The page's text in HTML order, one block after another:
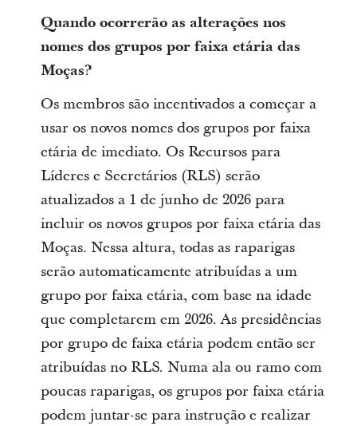
Quando ocorrerão as alterações nos
nomes dos grupos por faixa etária das
Moças?
Os membros são incentivados a começar a
usar os novos nomes dos grupos por faixa
etária de imediato. Os Recursos para
Líderes e Secretários (RLS) serão
atualizados a 1 de junho de 2026 para
incluir os novos grupos por faixa etária das
Moças. Nessa altura, todas as raparigas
serão automaticamente atribuídas a um
grupo por faixa etária, com base na idade
que completarem em 2026. As presidências
por grupo de faixa etária podem então ser
atribuídas no RLS. Numa ala ou ramo com
poucas raparigas, os grupos por faixa etária
podem juntar-se para instrução e realizar